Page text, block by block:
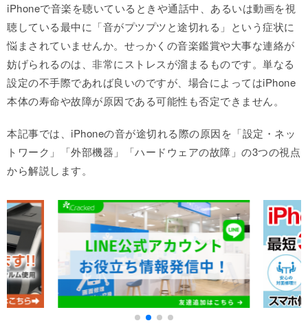
iPhoneで音楽を聴いているときや通話中、あるいは動画を視
聴している最中に「音がプツプツと途切れる」という症状に
悩まされていませんか。せっかくの音楽鑑賞や大事な連絡が
妨げられるのは、非常にストレスが溜まるものです。単なる
設定の不手際であれば良いのですが、場合によってはiPhone
本体の寿命や故障が原因である可能性も否定できません。
本記事では、iPhoneの音が途切れる際の原因を「設定・ネッ
トワーク」「外部機器」「ハードウェアの故障」の3つの視点
から解説します。